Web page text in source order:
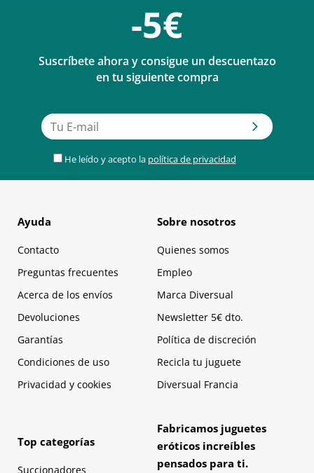
-5€
Suscríbete ahora y consigue un descuentazo
en tu siguiente compra
He leído y acepto la política de privacidad
Ayuda
Contacto
Preguntas frecuentes
Acerca de los envíos
Devoluciones
Garantías
Condiciones de uso
Privacidad y cookies
Sobre nosotros
Quienes somos
Empleo
Marca Diversual
Newsletter 5€ dto.
Política de discreción
Recicla tu juguete
Diversual Francia
Top categorías
Succionadores
Fabricamos juguetes
eróticos increíbles
pensados para ti.